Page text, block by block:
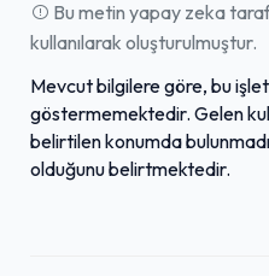
Bu metin yapay zeka
kullanılarak oluşturulmuştur.
Mevcut bilgilere göre, bu
göstermemektedir. Gelen
belirtilen konumda
olduğunu belirtmektedir.